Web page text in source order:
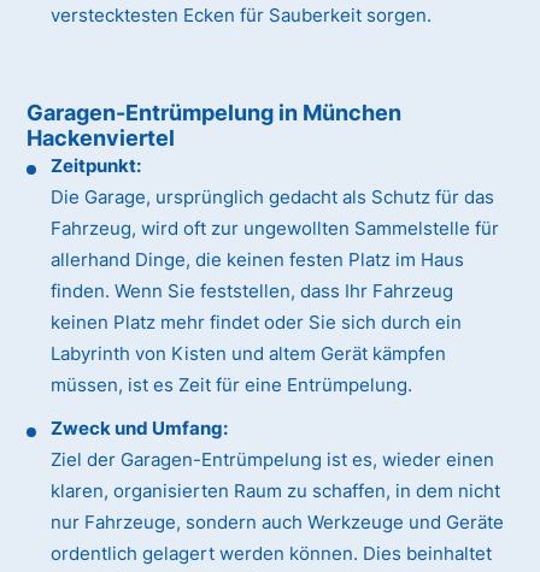
verstecktesten Ecken für Sauberkeit sorgen.
Garagen-Entrümpelung in München
Hackenviertel
Zeitpunkt:
Die Garage, ursprünglich gedacht als Schutz für das
Fahrzeug, wird oft zur ungewollten Sammelstelle für
allerhand Dinge, die keinen festen Platz im Haus
finden. Wenn Sie feststellen, dass Ihr Fahrzeug
keinen Platz mehr findet oder Sie sich durch ein
Labyrinth von Kisten und altem Gerät kämpfen
müssen, ist es Zeit für eine Entrümpelung.
Zweck und Umfang:
Ziel der Garagen-Entrümpelung ist es, wieder einen
klaren, organisierten Raum zu schaffen, in dem nicht
nur Fahrzeuge, sondern auch Werkzeuge und Geräte
ordentlich gelagert werden können. Dies beinhaltet